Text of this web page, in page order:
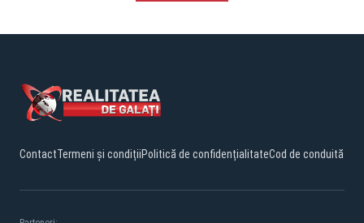
ContactTermeni și condițiiPolitică de confidențialitateCod de conduită